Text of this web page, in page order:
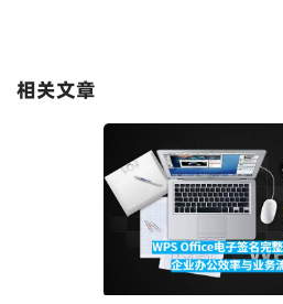
相关文章